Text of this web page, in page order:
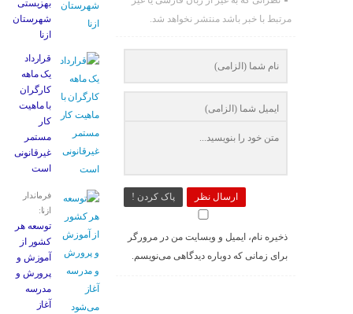
مرتبط با خبر باشد منتشر نخواهد شد.
ارسال نظر پاک کردن !
ذخیره نام، ایمیل و وبسایت من در مرورگر
برای زمانی که دوباره دیدگاهی می‌نویسم.
بهزیستی
شهرستان
ازنا
قرارداد
یک ماهه
کارگران
با ماهیت
کار
مستمر
غیرقانونی
است
فرماندار
ازنا:
توسعه هر
کشور از
آموزش و
پرورش و
مدرسه
آغاز